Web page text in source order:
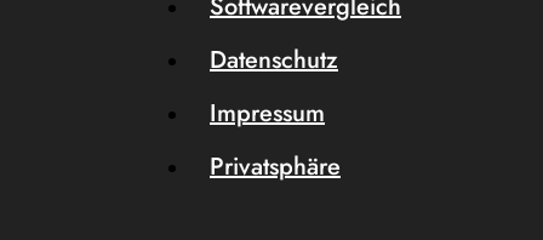
Datenschutz
Impressum
Privatsphäre